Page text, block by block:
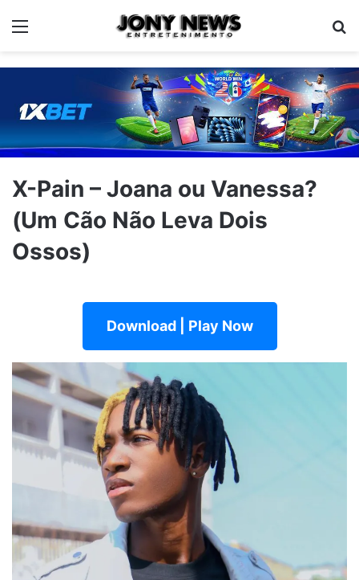
Menu
X-Pain – Joana ou Vanessa?
(Um Cão Não Leva Dois
Ossos)
Download | Play Now